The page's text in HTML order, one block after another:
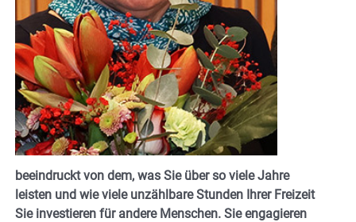
beeindruckt von dem, was Sie über so viele Jahre
leisten und wie viele unzählbare Stunden Ihrer Freizeit
Sie investieren für andere Menschen. Sie engagieren